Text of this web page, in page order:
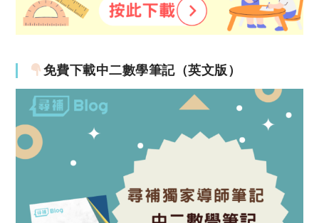
免費下載中二數學筆記（英文版）